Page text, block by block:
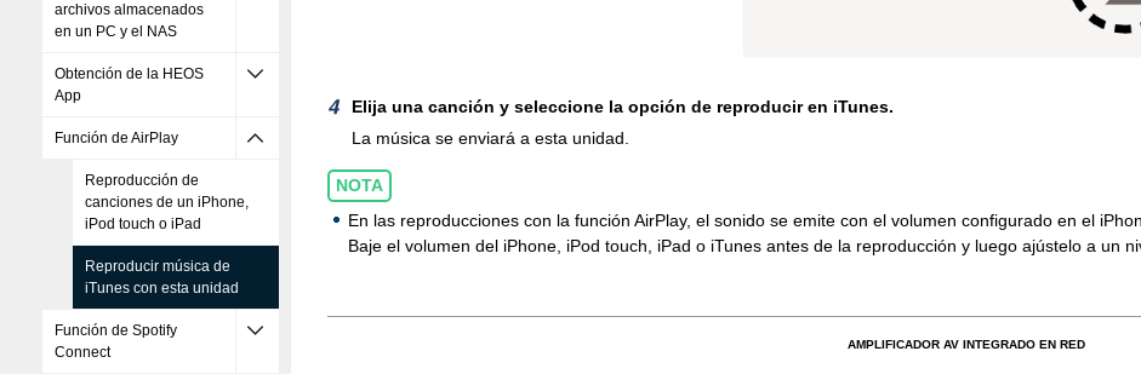
archivos almacenados
en un PC y el NAS
Obtención de la HEOS
App
Función de AirPlay
Reproducción de
canciones de un iPhone,
iPod touch o iPad
Reproducir música de
iTunes con esta unidad
Función de Spotify
Connect
Elija una canción y seleccione la opción de reproducir en iTunes.
La música se enviará a esta unidad.
NOTA
En las reproducciones con la función AirPlay, el sonido se emite con el volumen configurado en el
Baje el volumen del iPhone, iPod touch, iPad o iTunes antes de la reproducción y luego ajústelo a un
AMPLIFICADOR AV INTEGRADO EN RED